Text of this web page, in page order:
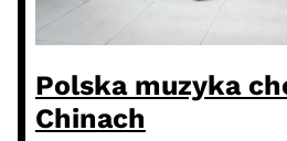
Polska muzyka
Chinach